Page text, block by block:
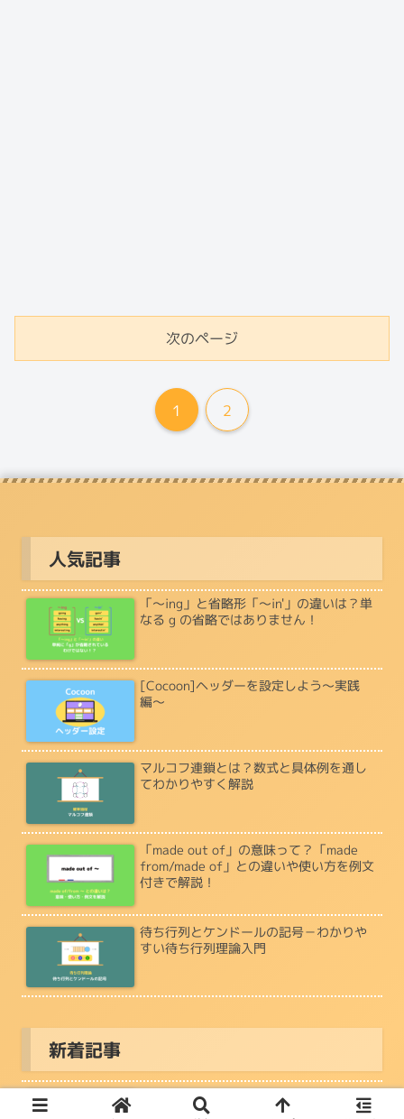
次のページ
1 2
人気記事
「〜ing」と省略形「〜in'」の違いは？単
なる g の省略ではありません！
[Cocoon]ヘッダーを設定しよう〜実践
編〜
マルコフ連鎖とは？数式と具体例を通し
てわかりやすく解説
「made out of」の意味って？「made
from/made of」との違いや使い方を例文
付きで解説！
待ち行列とケンドールの記号－わかりや
すい待ち行列理論入門
新着記事
【Python】rye add open3d で発生する
エラーとその対処法